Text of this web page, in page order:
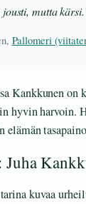
mutta
Pallomeri
Kankkunen on
hyvin harvoin.
elämän
Juha
kuvaa